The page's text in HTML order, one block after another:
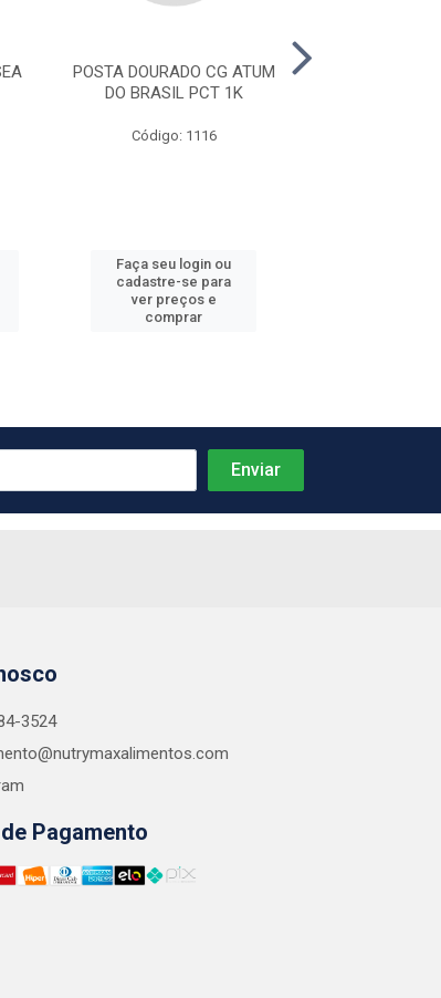
POSTA DOURADO CG ATUM
DO BRASIL PCT 1K
Código: 1116
Faça seu login ou
cadastre-se para
ver preços e
comprar
3524
Pagamento